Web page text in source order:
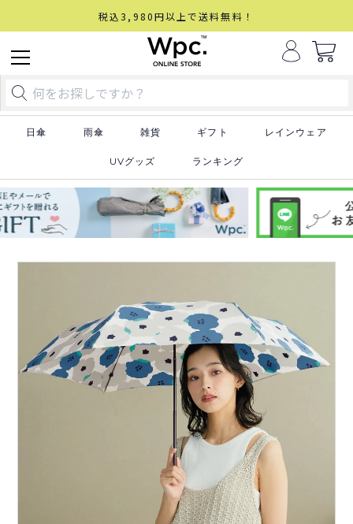
税込3,980円以上で送料無料！
日傘 雨傘 雑貨 ギフト レインウェア
UVグッズ ランキング